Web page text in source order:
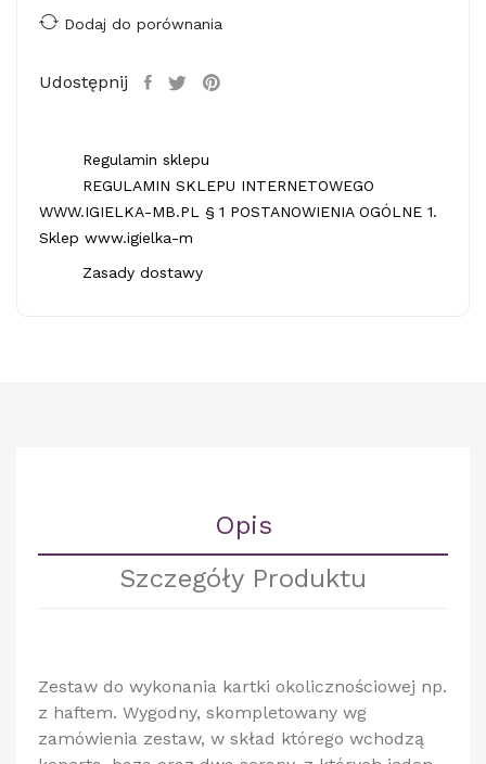
Dodaj do porównania
Udostępnij
Regulamin sklepu
REGULAMIN SKLEPU INTERNETOWEGO
WWW.IGIELKA-MB.PL § 1 POSTANOWIENIA OGÓLNE 1.
Sklep www.igielka-m
Zasady dostawy
Opis
Szczegóły Produktu
Zestaw do wykonania kartki okolicznościowej np.
z haftem. Wygodny, skompletowany wg
zamówienia zestaw, w skład którego wchodzą